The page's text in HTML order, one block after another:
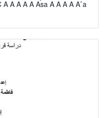
A A A A Asa A A A A Aˆa